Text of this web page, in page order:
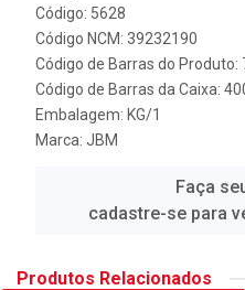
Código: 5628
Código NCM: 39232190
Código de Barras do Produto:
Código de Barras da Caixa:
Embalagem: KG/1
Marca: JBM
Faça
cadastre-se para
Produtos Relacionados